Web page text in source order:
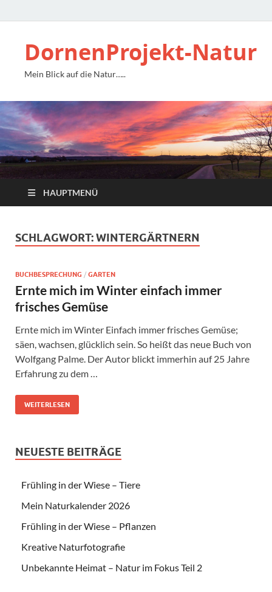
DornenProjekt-Natur
Mein Blick auf die Natur…..
HAUPTMENÜ
SCHLAGWORT:WINTERGÄRTNERN
BUCHBESPRECHUNG / GARTEN
Ernte mich im Winter einfach immer
frisches Gemüse
Ernte mich im Winter Einfach immer frisches Gemüse;
säen, wachsen, glücklich sein. So heißt das neue Buch von
Wolfgang Palme. Der Autor blickt immerhin auf 25 Jahre
Erfahrung zu dem …
WEITERLESEN
NEUESTE BEITRÄGE
Frühling in der Wiese – Tiere
Mein Naturkalender 2026
Frühling in der Wiese – Pflanzen
Kreative Naturfotografie
Unbekannte Heimat – Natur im Fokus Teil 2